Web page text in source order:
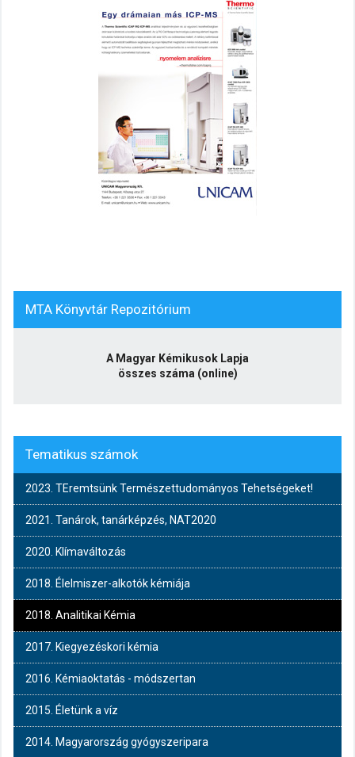
MTA Könyvtár Repozitórium
A Magyar Kémikusok Lapja
összes száma (online)
Tematikus számok
2023. TEremtsünk Természettudományos Tehetségeket!
2021. Tanárok, tanárképzés, NAT2020
2020. Klímaváltozás
2018. Élelmiszer-alkotók kémiája
2018. Analitikai Kémia
2017. Kiegyezéskori kémia
2016. Kémiaoktatás - módszertan
2015. Életünk a víz
2014. Magyarország gyógyszeripara